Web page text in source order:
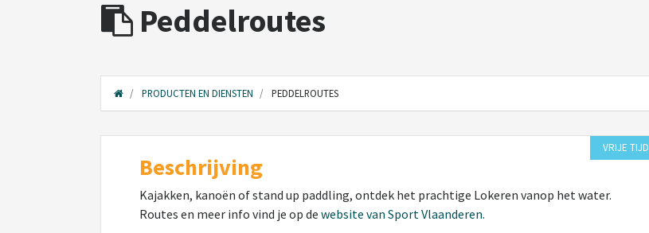
Peddelroutes
PRODUCTEN EN DIENSTEN PEDDELROUTES
VRIJE TIJD
Beschrijving
Kajakken, kanoën of stand up paddling, ontdek het prachtige Lokeren vanop het water.
Routes en meer info vind je op de website van Sport Vlaanderen.